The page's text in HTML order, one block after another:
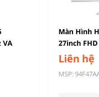
VA
Màn Hình
27inch FHD
94F47AA
Liên hệ
MSP: